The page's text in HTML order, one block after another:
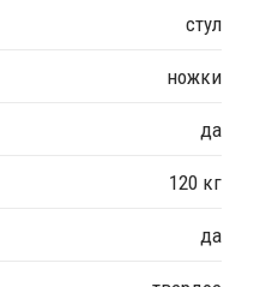
стул
ножки
да
120 кг
да